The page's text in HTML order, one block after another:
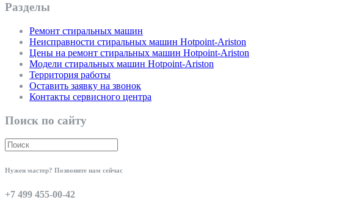
Разделы
Ремонт стиральных машин
Неисправности стиральных машин Hotpoint-Ariston
Цены на ремонт стиральных машин Hotpoint-Ariston
Модели стиральных машин Hotpoint-Ariston
Территория работы
Оставить заявку на звонок
Контакты сервисного центра
Поиск по сайту
Нужен мастер? Позвоните нам сейчас
+7 499 455-00-42